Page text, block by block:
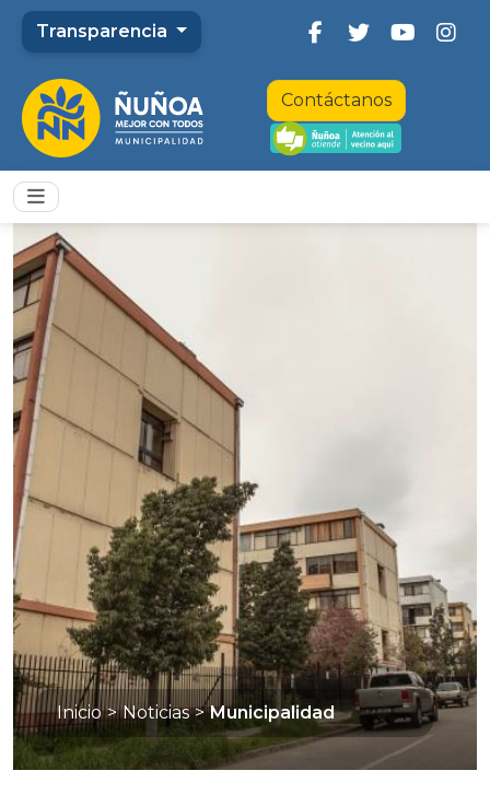
Transparencia
Contáctanos
Inicio > Noticias > Municipalidad